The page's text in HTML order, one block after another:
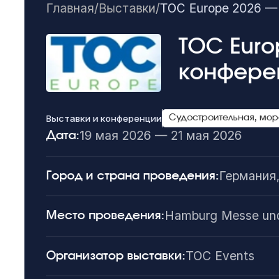
Главная/Выставки/TOC Europe 2026
TOC
Выставки и конференции Судостроительная,
Дата:19 мая 2026 — 21 мая 2026
Город и страна проведения:
Место проведения:Hamburg Messe
Организатор выставки:TOC Events